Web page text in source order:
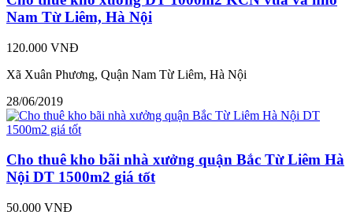
Nam Từ Liêm, Hà Nội
120.000 VNĐ
Xã Xuân Phương, Quận Nam Từ Liêm, Hà Nội
28/06/2019
Cho thuê kho bãi nhà xưởng quận Bắc Từ Liêm Hà
Nội DT 1500m2 giá tốt
50.000 VNĐ